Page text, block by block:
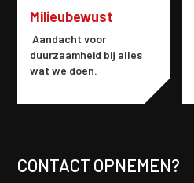
Milieubewust
Aandacht voor
duurzaamheid bij alles
wat we doen.
CONTACT OPNEMEN?